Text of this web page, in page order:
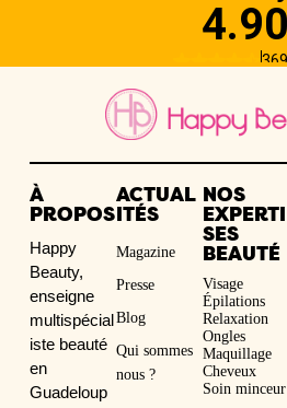
À
PROPOS
Happy
Beauty,
enseigne
multispécial
iste beauté
en
Guadeloup
ACTUAL
ITÉS
Magazine
Presse
Blog
Qui sommes
nous ?
NOS
EXPERTI
SES
BEAUTÉ
Visage
Épilations
Relaxation
Ongles
Maquillage
Cheveux
Soin minceur